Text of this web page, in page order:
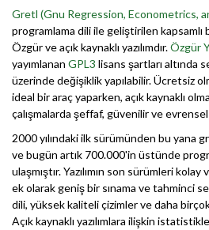
Gretl (Gnu Regression, Econometrics,
programlama dili ile geliştirilen
Özgür ve açık kaynaklı yazılımdır.Özgür
yayımlanan GPL3 lisans şartları altında
üzerinde değişiklik yapılabilir. Ücretsiz
ideal bir araç yaparken, açık kaynaklı
çalışmalarda şeffaf, güvenilir ve
2000 yılındaki ilk sürümünden bu yana
ve bugün artık 700.000'in üstünde
ulaşmıştır. Yazılımın son sürümleri
ek olarak geniş bir sınama ve tahminci
dili, yüksek kaliteli çizimler ve daha
Açık kaynaklı yazılımlara ilişkin